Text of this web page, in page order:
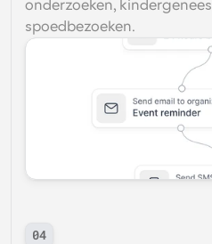
onderzoeken,
spoedbezoeken.
04